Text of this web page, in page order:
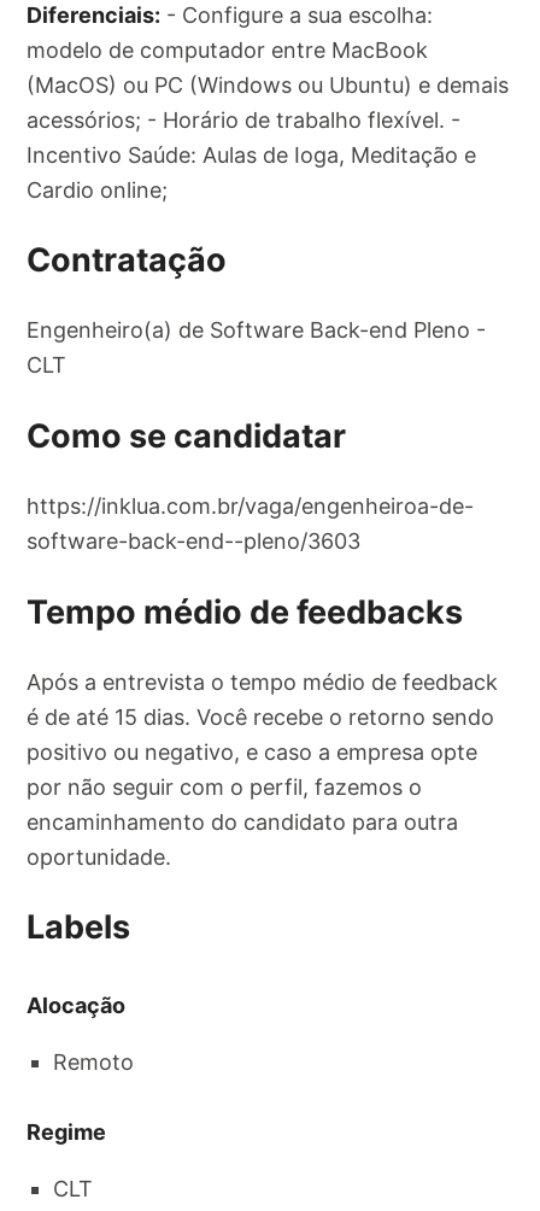
Diferenciais: - Configure a sua escolha:
modelo de computador entre MacBook
(MacOS) ou PC (Windows ou Ubuntu) e demais
acessórios; - Horário de trabalho flexível. -
Incentivo Saúde: Aulas de Ioga, Meditação e
Cardio online;
Contratação
Engenheiro(a) de Software Back-end Pleno -
CLT
Como se candidatar
https://inklua.com.br/vaga/engenheiroa-de-
software-back-end--pleno/3603
Tempo médio de feedbacks
Após a entrevista o tempo médio de feedback
é de até 15 dias. Você recebe o retorno sendo
positivo ou negativo, e caso a empresa opte
por não seguir com o perfil, fazemos o
encaminhamento do candidato para outra
oportunidade.
Labels
Alocação
Remoto
Regime
CLT